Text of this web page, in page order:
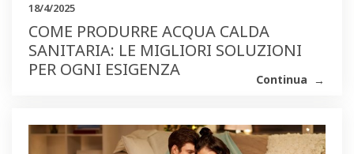
18/4/2025
COME PRODURRE ACQUA CALDA
SANITARIA: LE MIGLIORI SOLUZIONI
PER OGNI ESIGENZA
Continua